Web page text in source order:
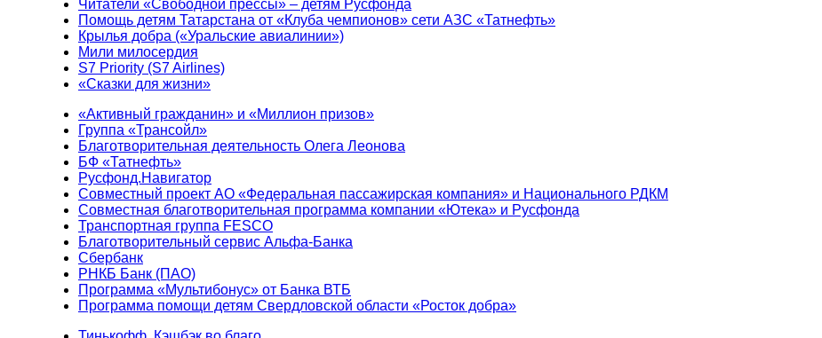
Читатели «Свободной прессы» – детям Русфонда
Помощь детям Татарстана от «Клуба чемпионов» сети АЗС «Татнефть»
Крылья добра («Уральские авиалинии»)
Мили милосердия
S7 Priority (S7 Airlines)
«Сказки для жизни»
«Активный гражданин» и «Миллион призов»
Группа «Трансойл»
Благотворительная деятельность Олега Леонова
БФ «Татнефть»
Русфонд.Навигатор
Совместный проект АО «Федеральная пассажирская компания» и Национального РДКМ
Совместная благотворительная программа компании «Ютека» и Русфонда
Транспортная группа FESCO
Благотворительный сервис Альфа-Банка
Сбербанк
РНКБ Банк (ПАО)
Программа «Мультибонус» от Банка ВТБ
Программа помощи детям Свердловской области «Росток добра»